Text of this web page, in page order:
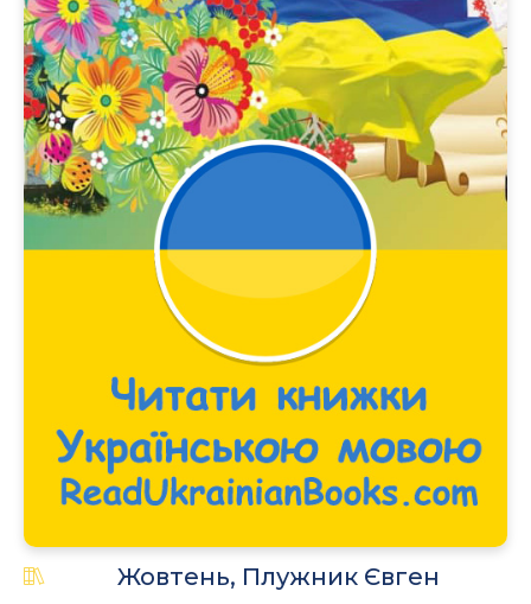
Жовтень, Плужник Євген